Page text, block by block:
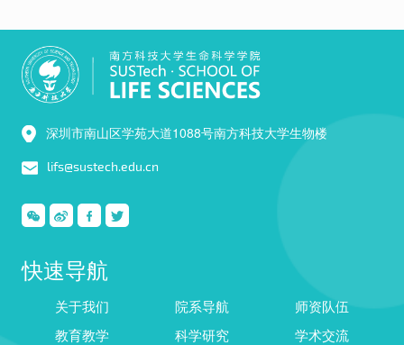
深圳市南山区学苑大道1088号南方科技大学生物楼
lifs@sustech.edu.cn
快速导航
关于我们 院系导航
师资队伍
教育教学
科学研究
学术交流